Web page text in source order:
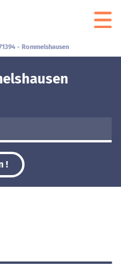
- Rommelshausen
!